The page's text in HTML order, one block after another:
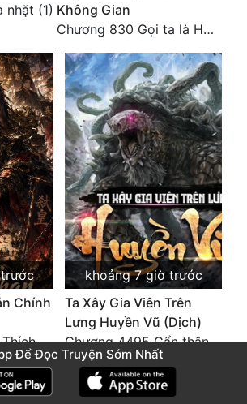
nhặt (1) Không Gian
Chương 830 Gọi ta là Hòa Sa
Chính
Chương 100: Ám Thích Trên Vân Sơn
khoảng 7 giờ trước
Ta Xây Gia Viên Trên
Lưng Huyền Vũ (Dịch)
Chương 4495 Cẩn thận một chút vẫn là tốt.
Để Đọc Truyện Sớm Nhất